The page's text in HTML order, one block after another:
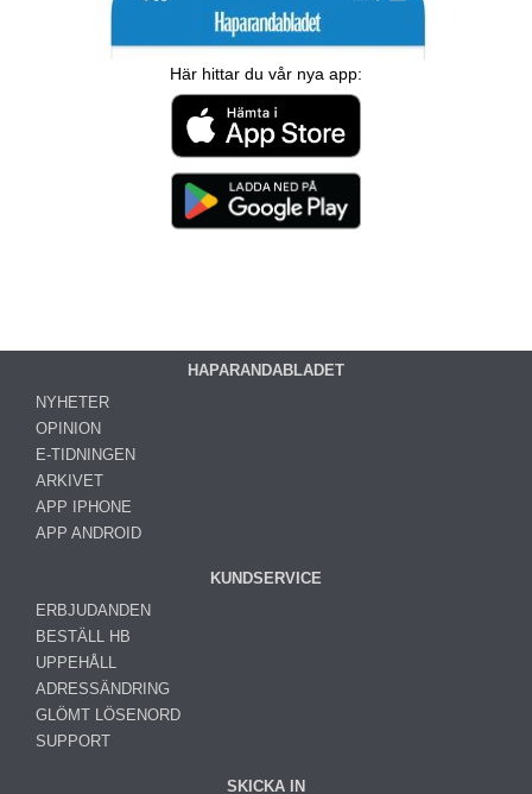
Här hittar du vår nya app:
HAPARANDABLADET
NYHETER
OPINION
E-TIDNINGEN
ARKIVET
APP IPHONE
APP ANDROID
KUNDSERVICE
ERBJUDANDEN
BESTÄLL HB
UPPEHÅLL
ADRESSÄNDRING
GLÖMT LÖSENORD
SUPPORT
SKICKA IN